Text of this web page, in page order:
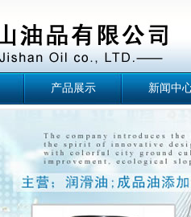
产品展示 新闻中